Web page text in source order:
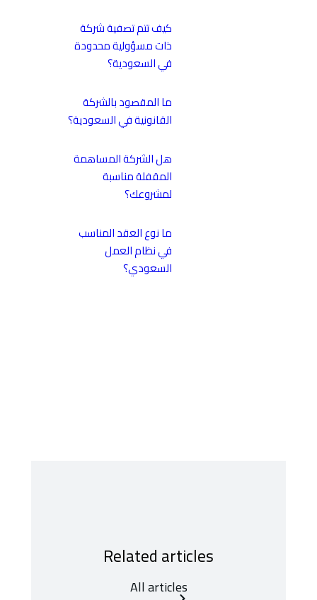
كيف تتم تصفية شركة
ذات مسؤولية محدودة
في السعودية؟
ما المقصود بالشركة
القانونية في السعودية؟
هل الشركة المساهمة
المقفلة مناسبة
لمشروعك؟
ما نوع العقد المناسب
في نظام العمل
السعودي؟
Related articles
All articles